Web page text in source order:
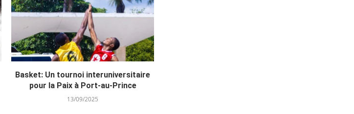
Basket: Un tournoi interuniversitaire
pour la Paix à Port-au-Prince
13/09/2025